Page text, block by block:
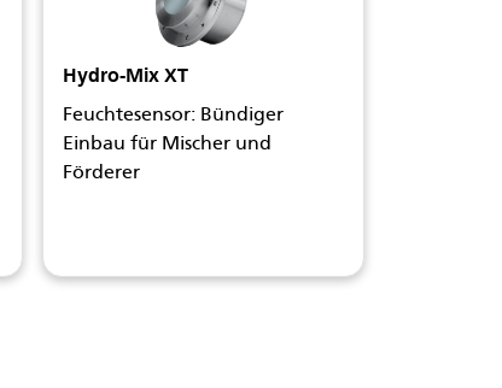
Hydro-Mix XT
Feuchtesensor: Bündiger
Einbau für Mischer und
Förderer